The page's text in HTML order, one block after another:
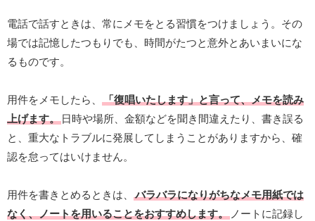
電話で話すときは、常にメモをとる習慣をつけましょう。その
場では記憶したつもりでも、時間がたつと意外とあいまいにな
るものです。
用件をメモしたら、
「復唱いたします」と言って、メモを読み
上げます。日時や場所、金額などを聞き間違えたり、書き誤る
と、重大なトラブルに発展してしまうことがありますから、確
認を怠ってはいけません。
用件を書きとめるときは、
バラバラになりがちなメモ用紙では
なく、ノートを用いることをおすすめします。ノートに記録し